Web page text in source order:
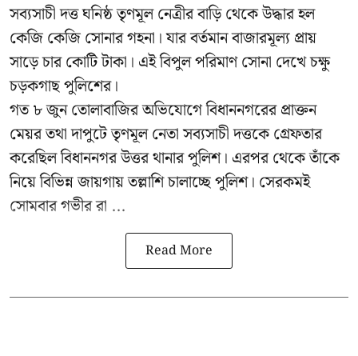
সব্যসাচী দত্ত ঘনিষ্ঠ তৃণমূল নেত্রীর বাড়ি থেকে উদ্ধার হল
কেজি কেজি সোনার গহনা। যার বর্তমান বাজারমূল্য প্রায়
সাড়ে চার কোটি টাকা। এই বিপুল পরিমাণ সোনা দেখে চক্ষু
চড়কগাছ পুলিশের।
গত ৮ জুন তোলাবাজির অভিযোগে বিধাননগরের প্রাক্তন
মেয়র তথা দাপুটে তৃণমূল নেতা সব্যসাচী দত্তকে গ্রেফতার
করেছিল বিধাননগর উত্তর থানার পুলিশ। এরপর থেকে তাঁকে
নিয়ে বিভিন্ন জায়গায় তল্লাশি চালাচ্ছে পুলিশ। সেরকমই
সোমবার গভীর রা ...
Read More